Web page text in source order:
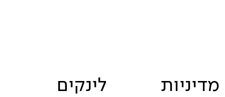
מדיניות לינקים